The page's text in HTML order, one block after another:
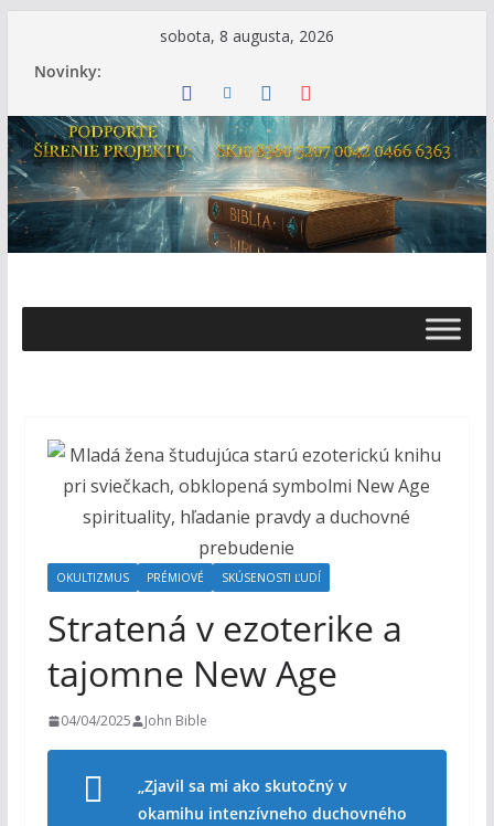
sobota, 8 augusta, 2026
Novinky:
s
B
o
h
o
OKULTIZMUS PRÉMIOVÉ SKÚSENOSTI ĽUDÍ
Stratená v ezoterike a
tajomne New Age
04/04/2025 John Bible
„Zjavil sa mi ako skutočný v
okamihu intenzívneho duchovného